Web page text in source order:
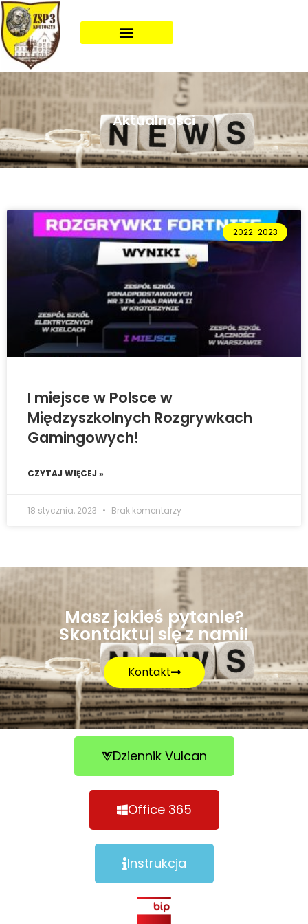
Aktualności
2022-2023
I miejsce w Polsce w
Międzyszkolnych Rozgrywkach
Gamingowych!
CZYTAJ WIĘCEJ »
18 stycznia, 2023 Brak komentarzy
Masz jakieś pytanie?
Skontaktuj się z nami!
Kontakt
Dziennik Vulcan
Office 365
Instrukcja